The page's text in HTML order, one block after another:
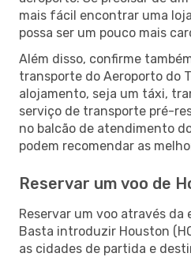
mais fácil encontrar uma
possa ser um pouco mais
Além disso, confirme
transporte do Aeroporto do
alojamento, seja um táxi,
serviço de transporte pré-
no balcão de atendimento
podem recomendar as
Reservar um voo de
Reservar um voo através da
Basta introduzir Houston
as cidades de partida e